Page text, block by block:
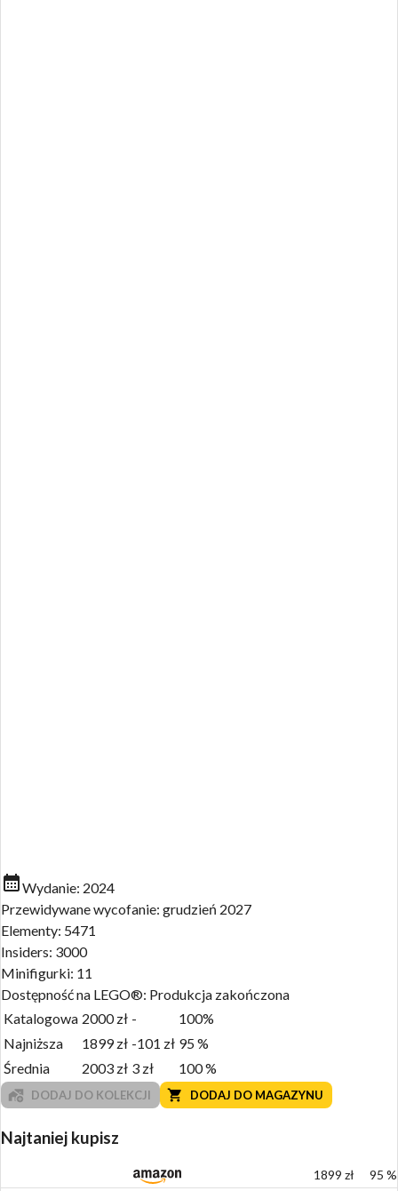
Wydanie: 2024
Przewidywane wycofanie: grudzień 2027
Elementy: 5471
Insiders: 3000
Minifigurki: 11
Dostępność na LEGO®: Produkcja zakończona
Katalogowa 2000zł -
100%
Najniższa
1899zł -101 zł 95%
Średnia
2003 zł 3 zł 100%
DODAJ DO KOLEKCJI DODAJ DO MAGAZYNU
Najtaniej kupisz
1899 zł 95 %